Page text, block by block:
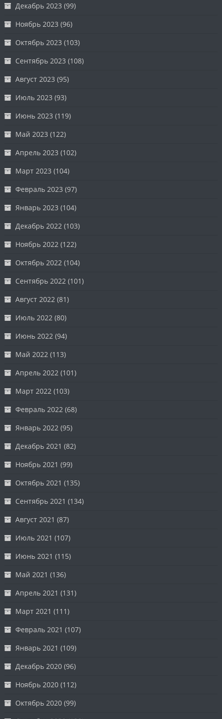
Декабрь 2023 (99)
Ноябрь 2023 (96)
Октябрь 2023 (103)
Сентябрь 2023 (108)
Август 2023 (95)
Июль 2023 (93)
Июнь 2023 (119)
Май 2023 (122)
Апрель 2023 (102)
Март 2023 (104)
Февраль 2023 (97)
Январь 2023 (104)
Декабрь 2022 (103)
Ноябрь 2022 (122)
Октябрь 2022 (104)
Сентябрь 2022 (101)
Август 2022 (81)
Июль 2022 (80)
Июнь 2022 (94)
Май 2022 (113)
Апрель 2022 (101)
Март 2022 (103)
Февраль 2022 (68)
Январь 2022 (95)
Декабрь 2021 (82)
Ноябрь 2021 (99)
Октябрь 2021 (135)
Сентябрь 2021 (134)
Август 2021 (87)
Июль 2021 (107)
Июнь 2021 (115)
Май 2021 (136)
Апрель 2021 (131)
Март 2021 (111)
Февраль 2021 (107)
Январь 2021 (109)
Декабрь 2020 (96)
Ноябрь 2020 (112)
Октябрь 2020 (99)